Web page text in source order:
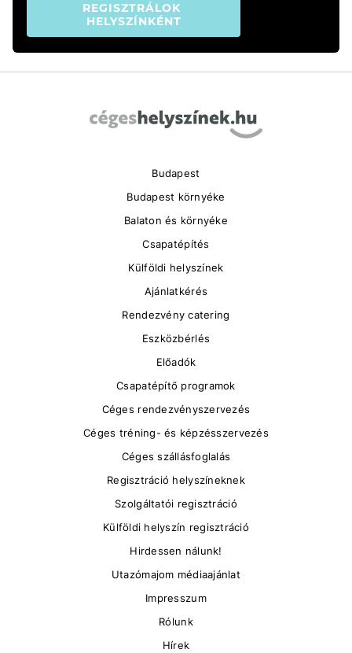
REGISZTRÁLOK
HELYSZÍNKÉNT
Budapest
Budapest környéke
Balaton és környéke
Csapatépítés
Külföldi helyszínek
Ajánlatkérés
Rendezvény catering
Eszközbérlés
Előadók
Csapatépítő programok
Céges rendezvényszervezés
Céges tréning- és képzésszervezés
Céges szállásfoglalás
Regisztráció helyszíneknek
Szolgáltatói regisztráció
Külföldi helyszín regisztráció
Hirdessen nálunk!
Utazómajom médiaajánlat
Impresszum
Rólunk
Hírek